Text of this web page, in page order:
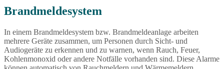
Brandmeldesystem
In einem Brandmeldesystem bzw. Brandmeldeanlage arbeiten
mehrere Geräte zusammen, um Personen durch Sicht- und
Audiogeräte zu erkennen und zu warnen, wenn Rauch, Feuer,
Kohlenmonoxid oder andere Notfälle vorhanden sind. Diese Alarme